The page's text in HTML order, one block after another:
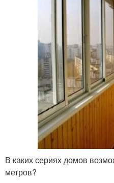
В каких сериях домов
метров?